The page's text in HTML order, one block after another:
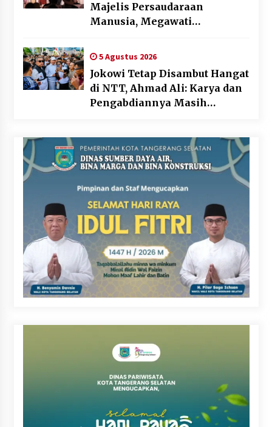
Majelis Persaudaraan
Manusia, Megawati
Kepemimpinan Perempuan
Bukan Dominasi, Tapi
Merawat Dan Merangkul
5 Agustus 2026
Jokowi Tetap Disambut Hangat
di NTT, Ahmad Ali: Karya dan
Pengabdiannya Masih